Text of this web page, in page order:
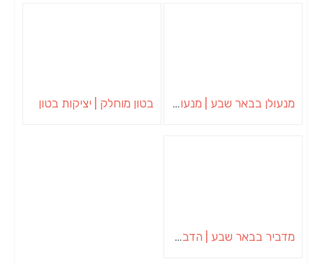
מנעולן בבאר שבע | מנעולן באופקים | ויטלי המנעולן בטון מוחלק | יציקות בטון
מדביר בבאר שבע | הדברה בבאר שבע | יוגב הדברות